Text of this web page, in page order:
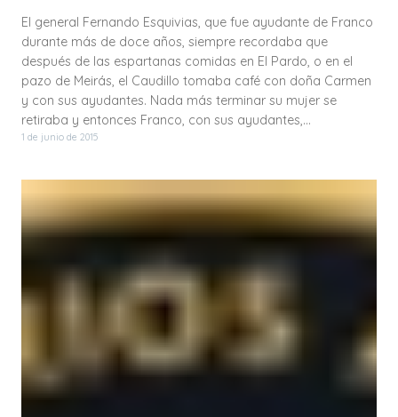
El general Fernando Esquivias, que fue ayudante de Franco
durante más de doce años, siempre recordaba que
después de las espartanas comidas en El Pardo, o en el
pazo de Meirás, el Caudillo tomaba café con doña Carmen
y con sus ayudantes. Nada más terminar su mujer se
retiraba y entonces Franco, con sus ayudantes,…
1 de junio de 2015